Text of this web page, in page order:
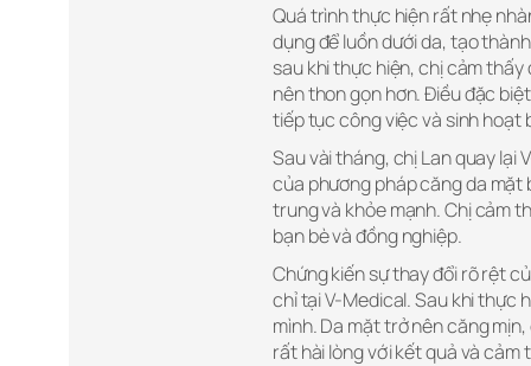
Quá trình thực hiện rất nhẹ
dụng để luồn dưới da, tạo
sau khi thực hiện, chị cảm
nên thon gọn hơn. Điều đặc
tiếp tục công việc và sinh hoạt
Sau vài tháng, chị Lan quay lại
của phương pháp căng da mặt
trung và khỏe mạnh. Chị cảm
bạn bè và đồng nghiệp.
Chứng kiến sự thay đổi rõ rệt
chỉ tại V-Medical. Sau khi thực
mình. Da mặt trở nên căng
rất hài lòng với kết quả và